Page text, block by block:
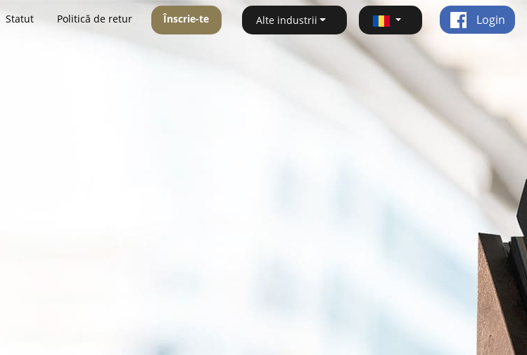
Statut Politică de retur Înscrie-te Alte industrii Login